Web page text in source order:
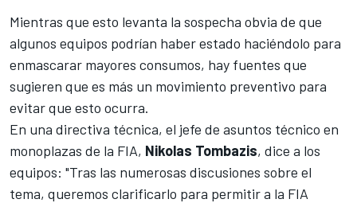
Mientras que esto levanta la sospecha obvia de que
algunos equipos podrían haber estado haciéndolo para
enmascarar mayores consumos, hay fuentes que
sugieren que es más un movimiento preventivo para
evitar que esto ocurra.
En una directiva técnica, el jefe de asuntos técnico en
monoplazas de la FIA, Nikolas Tombazis, dice a los
equipos: "Tras las numerosas discusiones sobre el
tema, queremos clarificarlo para permitir a la FIA